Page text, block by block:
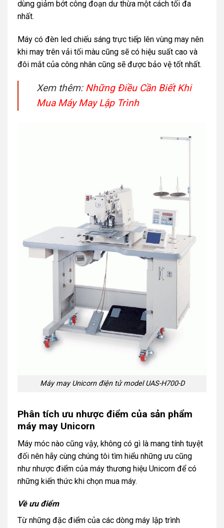
dùng giảm bớt công đoạn dư thừa một cách tối đa
nhất.
Máy có đèn led chiếu sáng trực tiếp lên vùng may nên
khi may trên vải tối màu cũng sẽ có hiệu suất cao và
đôi mắt của công nhân cũng sẽ được bảo vệ tốt nhất.
Xem thêm: Những Điều Cần Biết Khi
Mua Máy May Lập Trình
Máy may Unicorn điện tử model UAS-H700-D
Phân tích ưu nhược điểm của sản phẩm
máy may Unicorn
Máy móc nào cũng vậy, không có gì là mang tính tuyệt
đối nên hãy cùng chúng tôi tìm hiểu những ưu cũng
như nhược điểm của máy thương hiệu Unicorn để có
những kiến thức khi chọn mua máy.
Về ưu điểm
Từ những đặc điểm của các dòng máy lập trình